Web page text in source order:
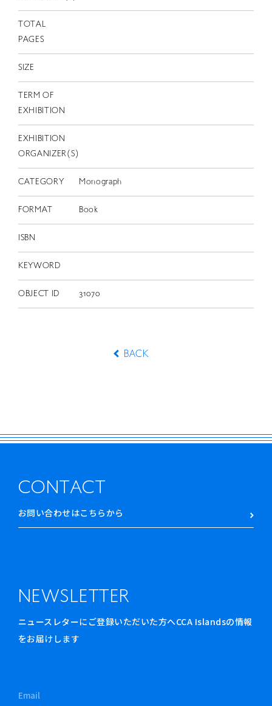
TOTAL
PAGES
SIZE
TERM OF
EXHIBITION
EXHIBITION
ORGANIZER(S)
CATEGORY Monograph
FORMAT Book
ISBN
KEYWORD
OBJECT ID 31070
BACK
CONTACT
お問い合わせはこちらから
NEWSLETTER
ニュースレターにご登録いただいた方へCCA Islandsの情報
をお届けします